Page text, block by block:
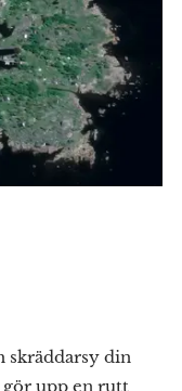
skräddarsy din
upp en rutt